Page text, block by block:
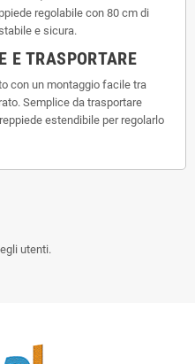
regolabile con 80 cm di
e sicura.
E TRASPORTARE
con un montaggio facile tra
Semplice da trasportare
estendibile per regolarlo
utenti.